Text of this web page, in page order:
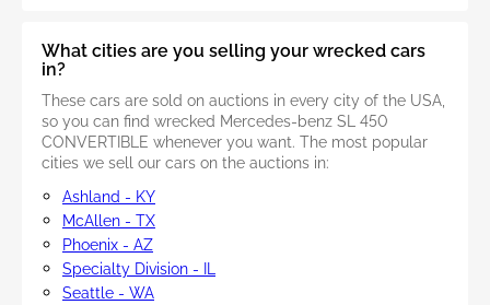
What cities are you selling your wrecked cars
in?
These cars are sold on auctions in every city of the USA,
so you can find wrecked Mercedes-benz SL 450
CONVERTIBLE whenever you want. The most popular
cities we sell our cars on the auctions in:
Ashland - KY
McAllen - TX
Phoenix - AZ
Specialty Division - IL
Seattle - WA